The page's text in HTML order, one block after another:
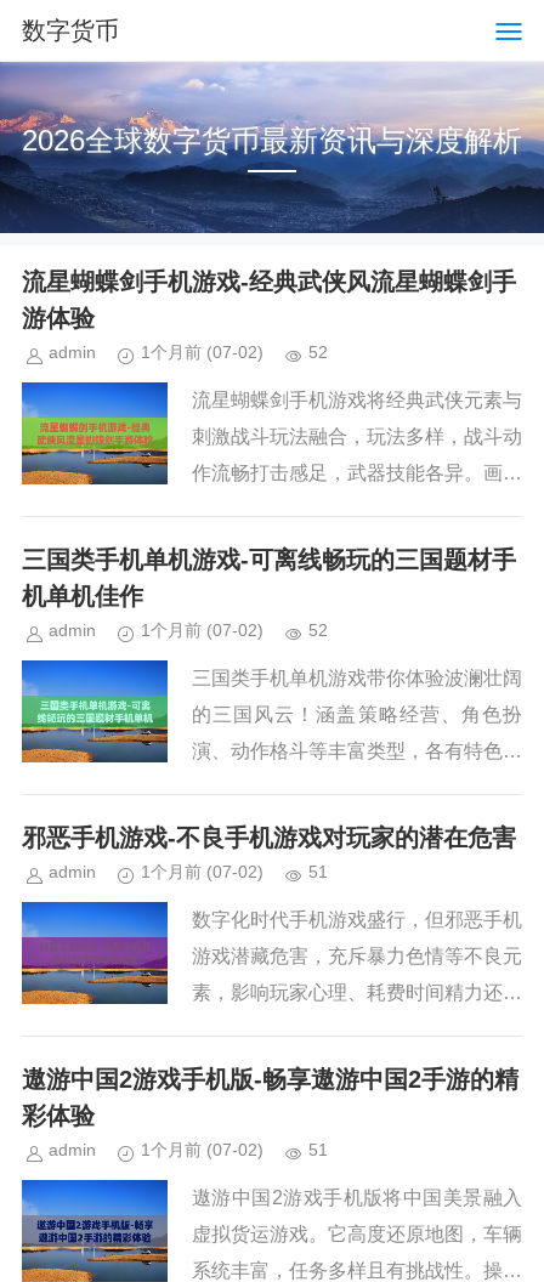
数字货币
2026全球数字货币最新资讯与深度解析
流星蝴蝶剑手机游戏-经典武侠风流星蝴蝶剑手
游体验
admin 1个月前 (07-02) 52
流星蝴蝶剑手机游戏将经典武侠元素与
刺激战斗玩法融合，玩法多样，战斗动
作流畅打击感足，武器技能各异。画面
富，可结交好友、加入帮派。还有丰富
三国类手机单机游戏-可离线畅玩的三国题材手
机单机佳作
admin 1个月前 (07-02) 52
三国类手机单机游戏带你体验波澜壮阔
的三国风云！涵盖策略经营、角色扮
演、动作格斗等丰富类型，各有特色。
选到心仪游戏，在手机上感受金戈铁
马、权谋征战的快感。...
邪恶手机游戏-不良手机游戏对玩家的潜在危害
admin 1个月前 (07-02) 51
数字化时代手机游戏盛行，但邪恶手机
游戏潜藏危害，充斥暴力色情等不良元
素，影响玩家心理、耗费时间精力还损
导、开发商责任等方面给出应对策略，
遨游中国2游戏手机版-畅享遨游中国2手游的精
彩体验
admin 1个月前 (07-02) 51
遨游中国2游戏手机版将中国美景融入
虚拟货运游戏。它高度还原地图，车辆
系统丰富，任务多样且有挑战性。操作